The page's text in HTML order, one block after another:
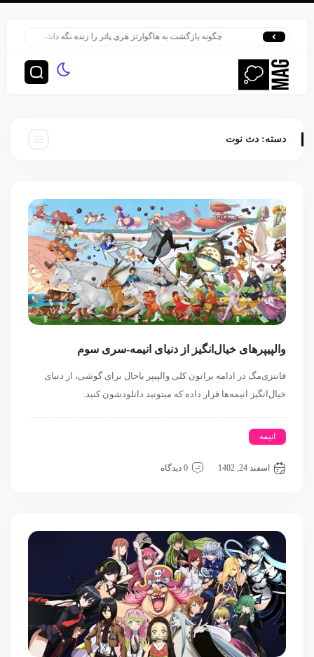
چگونه بازگشت به هاگوارتز هری پاتر را زنده نگه داشت؟
دسته: دث نوت
والپیپرهای خیال‌انگیز از دنیای انیمه-سری سوم
فانتزی‌مگ در ادامه براتون کلی والپیپر باحال برای گوشی، از دنیای
خیال‌انگیز انیمه‌ها قرار داده که میتونید دانلودشون کنید.
انیمه
اسفند 24, 1402
0 دیدگاه